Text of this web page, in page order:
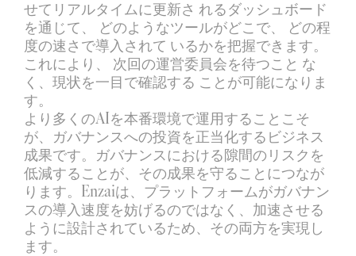
せてリアルタイムに更新さ れるダッシュボード
を通じて、 どのようなツールがどこで、 どの程
度の速さで導入されて いるかを把握できます。
これにより、 次回の運営委員会を待つこと な
く、現状を一目で確認する ことが可能になりま
す。
より多くのAIを本番環境で運用することこそ
が、ガバナンスへの投資を正当化するビジネス
成果です。ガバナンスにおける隙間のリスクを
低減することが、その成果を守ることにつなが
ります。Enzaiは、プラットフォームがガバナン
スの導入速度を妨げるのではなく、加速させる
ように設計されているため、その両方を実現し
ます。